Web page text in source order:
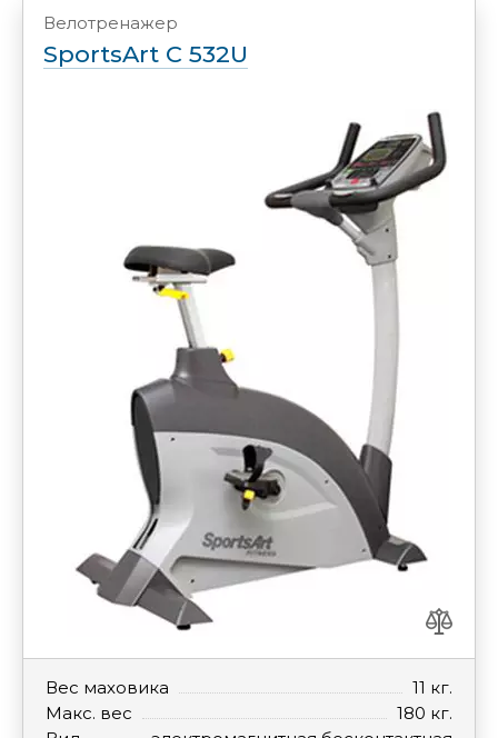
Велотренажер
SportsArt C 532U
Вес маховика
11 кг.
Макс. вес
180 кг.